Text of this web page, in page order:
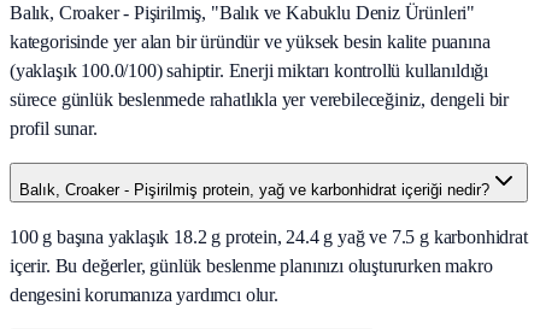
Balık, Croaker - Pişirilmiş, "Balık ve Kabuklu Deniz Ürünleri"
kategorisinde yer alan bir üründür ve yüksek besin kalite puanına
(yaklaşık 100.0/100) sahiptir. Enerji miktarı kontrollü kullanıldığı
sürece günlük beslenmede rahatlıkla yer verebileceğiniz, dengeli bir
profil sunar.
Balık, Croaker - Pişirilmiş protein, yağ ve karbonhidrat içeriği nedir?
100 g başına yaklaşık 18.2 g protein, 24.4 g yağ ve 7.5 g karbonhidrat
içerir. Bu değerler, günlük beslenme planınızı oluştururken makro
dengesini korumanıza yardımcı olur.